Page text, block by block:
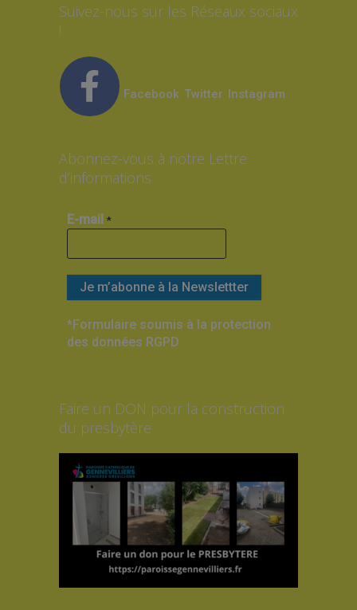
Suivez-nous sur les Réseaux sociaux
!
Facebook Twitter Instagram
Abonnez-vous à notre Lettre
d’informations
E-mail *
*Formulaire soumis à la protection
des données RGPD
Faire un DON pour la construction
du presbytère